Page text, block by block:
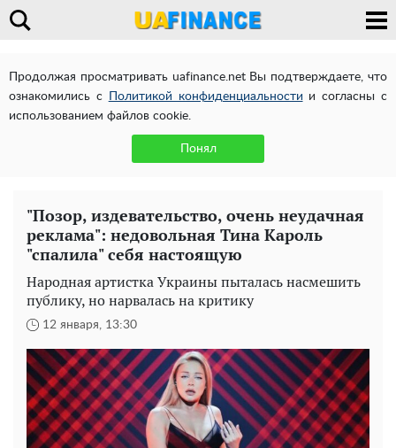
Продолжая просматривать uafinance.net Вы подтверждаете, что
ознакомились с
Политикой конфиденциальности и согласны с
использованием файлов cookie.
Понял
"Позор, издевательство, очень неудачная
реклама": недовольная Тина Кароль
"спалила" себя настоящую
Народная артистка Украины пыталась насмешить
публику, но нарвалась на критику
12 января, 13:30